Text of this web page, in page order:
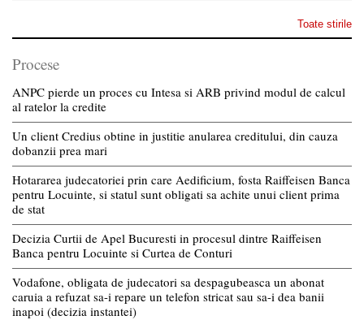
Toate stirile
Procese
ANPC pierde un proces cu Intesa si ARB privind modul de calcul
al ratelor la credite
Un client Credius obtine in justitie anularea creditului, din cauza
dobanzii prea mari
Hotararea judecatoriei prin care Aedificium, fosta Raiffeisen Banca
pentru Locuinte, si statul sunt obligati sa achite unui client prima
de stat
Decizia Curtii de Apel Bucuresti in procesul dintre Raiffeisen
Banca pentru Locuinte si Curtea de Conturi
Vodafone, obligata de judecatori sa despagubeasca un abonat
caruia a refuzat sa-i repare un telefon stricat sau sa-i dea banii
inapoi (decizia instantei)